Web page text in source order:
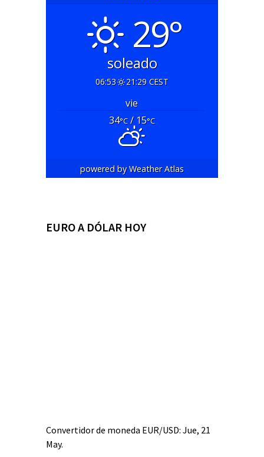
29°
soleado
06:53 21:29 CEST
vie
34°C/ 15°C
powered byWeather Atlas
EURO A DÓLAR HOY
Convertidor de moneda EUR/USD: Jue, 21
May.